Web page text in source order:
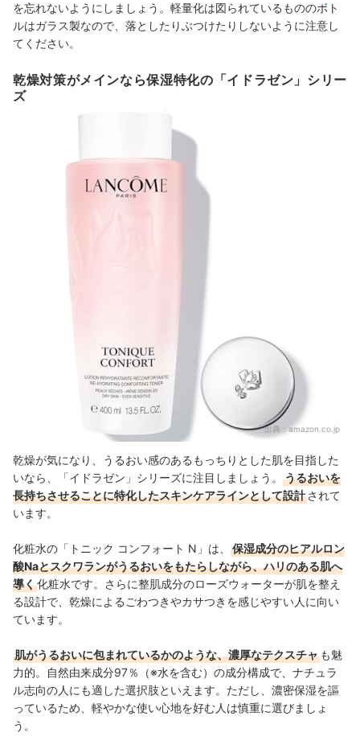
を忘れないようにしましょう。軽量化は図られているもののボト
ルはガラス製なので、落としたりぶつけたりしないように注意し
てください。
乾燥対策がメインなら保湿特化の「イドラゼン」シリー
ズ
出典：amazon.co.jp
乾燥が気になり、うるおい感のあるもっちりとした肌を目指した
いなら、「イドラゼン」シリーズに注目しましょう。
うるおいを
長持ちさせることに特化したスキンケアラインとして設計されて
います。
化粧水の「トニック コンフォート N」は、
保湿成分のヒアルロン
酸Naとスクワランがうるおいをもたらしながら、ハリのある肌へ
導く化粧水です。さらに整肌成分のローズウォーターが肌を整え
る設計で、乾燥によるごわつきやカサつきを感じやすい人に向い
ています。
肌がうるおいに包まれているかのような、濃厚なテクスチャ も魅
力的。自然由来成分97％（※水を含む）の成分構成で、ナチュラ
ル志向の人にも適した選択肢といえます。ただし、濃密保湿を謳
っているため、軽やかな使い心地を好む人は慎重に選びましょ
う。